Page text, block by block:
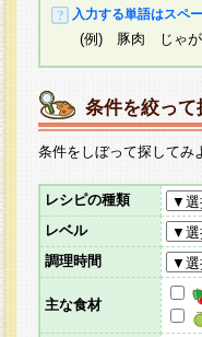
入力する単語はスペ
(例) 豚肉 じゃが
条件を絞って
条件をしぼって探してみ
レシピの種類
レベル
調理時間
主な食材